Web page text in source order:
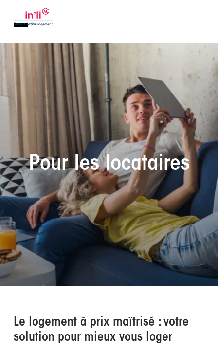
Pour les locataires
Le logement à prix maîtrisé : votre
solution pour mieux vous loger